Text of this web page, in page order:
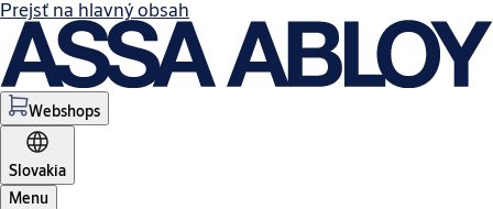
Prejsť na hlavný obsah
Webshops
Slovakia
Menu